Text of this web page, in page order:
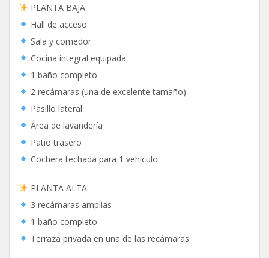
PLANTA BAJA:
Hall de acceso
Sala y comedor
Cocina integral equipada
1 baño completo
2 recámaras (una de excelente tamaño)
Pasillo lateral
Área de lavandería
Patio trasero
Cochera techada para 1 vehículo
PLANTA ALTA:
3 recámaras amplias
1 baño completo
Terraza privada en una de las recámaras